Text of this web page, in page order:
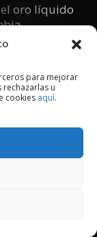
para mejorar
rechazarlas u
cookies aquí.
Oro
SL